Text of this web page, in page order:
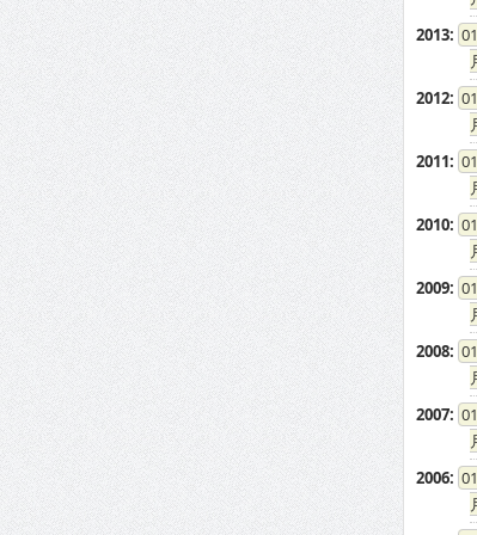
2013: 01
2012: 01
2011: 01
2010: 01
2009: 01
2008: 01
2007: 01
2006: 01